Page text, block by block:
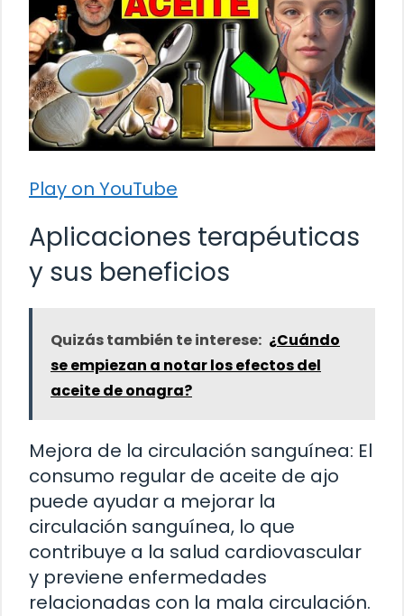
Play on YouTube
Aplicaciones terapéuticas
y sus beneficios
Quizás también te interese: ¿Cuándo
se empiezan a notar los efectos del
aceite de onagra?
Mejora de la circulación sanguínea: El
consumo regular de aceite de ajo
puede ayudar a mejorar la
circulación sanguínea, lo que
contribuye a la salud cardiovascular
y previene enfermedades
relacionadas con la mala circulación.